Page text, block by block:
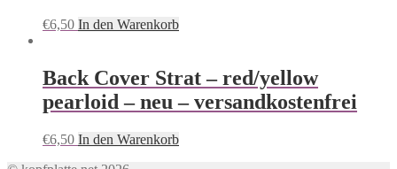
€6,50 In den Warenkorb
Back Cover Strat – red/yellow
pearloid – neu – versandkostenfrei
€6,50 In den Warenkorb